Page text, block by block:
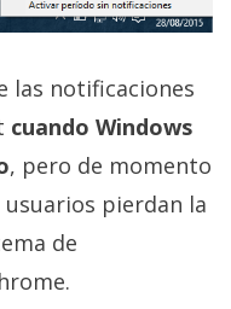
las notificaciones
cuando Windows
, pero de momento
pierdan la
de